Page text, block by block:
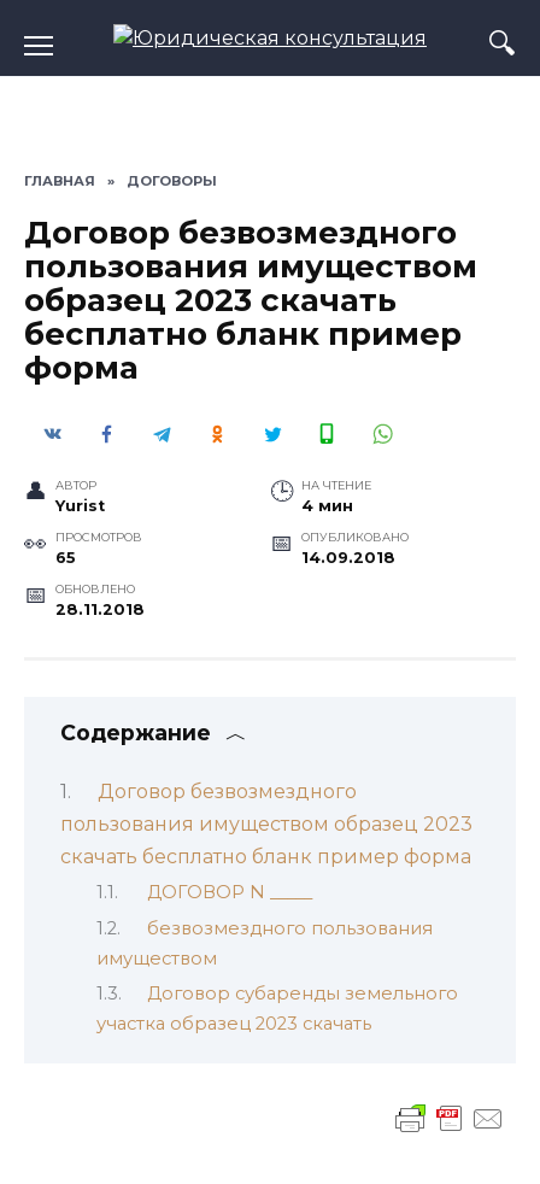
содержанию
ГЛАВНАЯ » ДОГОВОРЫ
Договор безвозмездного
пользования имуществом
образец 2023 скачать
бесплатно бланк пример
форма
АВТОР
Yurist
НА ЧТЕНИЕ
4 мин
ПРОСМОТРОВ
65
ОПУБЛИКОВАНО
14.09.2018
ОБНОВЛЕНО
28.11.2018
Содержание
Договор безвозмездного
пользования имуществом образец 2023
скачать бесплатно бланк пример форма
ДОГОВОР N _____
безвозмездного пользования
имуществом
Договор субаренды земельного
участка образец 2023 скачать